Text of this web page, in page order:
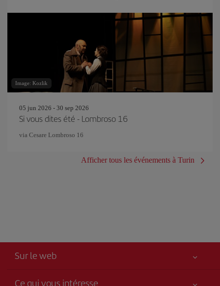
Image: Kozlik
05 jun 2026 - 30 sep 2026
Si vous dites été - Lombroso 16
via Cesare Lombroso 16
Afficher tous les événements à Turin
Sur le web
Ce qui vous intéresse